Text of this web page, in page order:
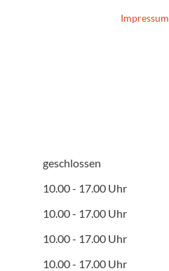
Impressum
geschlossen
10.00 - 17.00 Uhr
10.00 - 17.00 Uhr
10.00 - 17.00 Uhr
10.00 - 17.00 Uhr